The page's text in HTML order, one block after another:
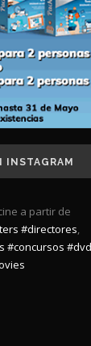
INSTAGRAM
a partir de
#directores,
#concursos #dvd